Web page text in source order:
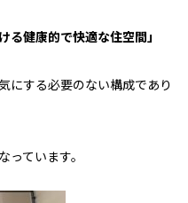
る健康的で快適な住空間」
にする必要のない構成であり
ています。